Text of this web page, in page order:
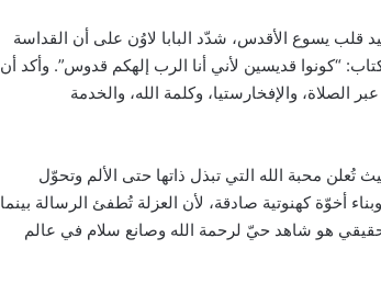
قلب يسوع الأقدس، شدّد البابا لاوُن على أن القداسة
“كونوا قديسين لأني أنا الرب إلهكم قدوس”. وأكد أن
والإفخارستيا، وكلمة الله، والخدمة
محبة الله التي تبذل ذاتها حتى الألم وتحوّل
أخوّة كهنوتية صادقة، لأن العزلة تُطفئ الرسالة بينما
هو شاهد حيّ لرحمة الله وصانع سلام في عالم